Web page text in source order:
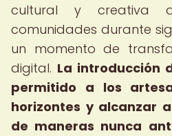
cultural y creativa
comunidades durante
un momento de
digital. La introducción
permitido a los
horizontes y alcanzar
de maneras nunca